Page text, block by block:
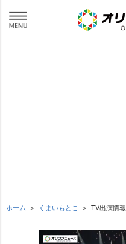
ホーム くまいもとこ TV出演情報